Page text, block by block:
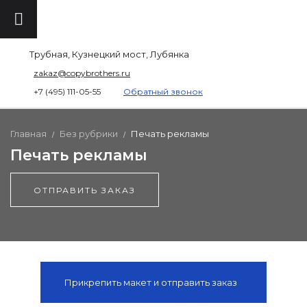
Трубная, Кузнецкий мост, Лубянка
zakaz@copybrothers.ru
+7 (495) 111-05-55
Обратный звонок
Главная / Без рубрики / Печать рекламы
Печать рекламы
ОТПРАВИТЬ ЗАКАЗ
Прикрепить макет и отправить заказ